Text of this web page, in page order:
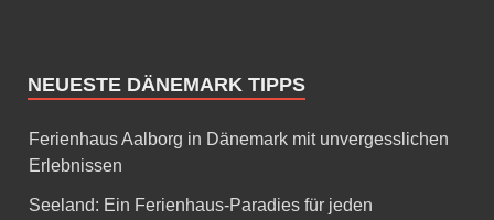
NEUESTE DÄNEMARK TIPPS
Ferienhaus Aalborg in Dänemark mit unvergesslichen
Erlebnissen
Seeland: Ein Ferienhaus-Paradies für jeden